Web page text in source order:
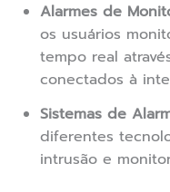
Alarmes de
os usuários
tempo real
conectados à
Sistemas de
diferentes
intrusão e